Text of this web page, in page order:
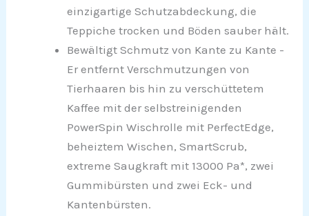
einzigartige Schutzabdeckung, die
Teppiche trocken und Böden sauber hält.
Bewältigt Schmutz von Kante zu Kante -
Er entfernt Verschmutzungen von
Tierhaaren bis hin zu verschüttetem
Kaffee mit der selbstreinigenden
PowerSpin Wischrolle mit PerfectEdge,
beheiztem Wischen, SmartScrub,
extreme Saugkraft mit 13000 Pa*, zwei
Gummibürsten und zwei Eck- und
Kantenbürsten.